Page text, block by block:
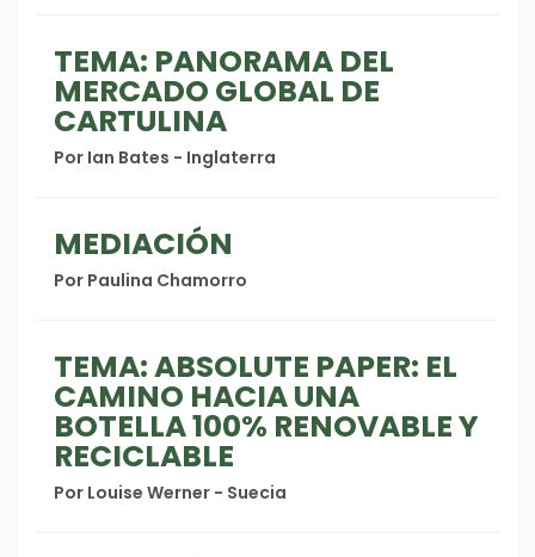
TEMA: PANORAMA DEL
MERCADO GLOBAL DE
CARTULINA
Por Ian Bates - Inglaterra
MEDIACIÓN
Por Paulina Chamorro
TEMA: ABSOLUTE PAPER: EL
CAMINO HACIA UNA
BOTELLA 100% RENOVABLE Y
RECICLABLE
Por Louise Werner - Suecia